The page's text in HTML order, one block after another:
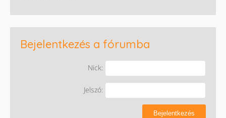
Bejelentkezés a fórumba
Nick:
Jelszó:
Bejelentkezés